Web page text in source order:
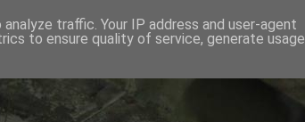
traffic. Your IP address and user-agent
to ensure quality of service, generate usage